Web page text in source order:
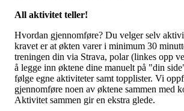
All aktivitet teller!
Hvordan gjennomføre? Du velger selv
kravet er at økten varer i minimum 30
treningen din via Strava, polar (linkes opp
å legge inn øktene dine manuelt på "din
følge egne aktiviteter samt topplister. Vi
gjennomføre noen av øktene sammen med
Aktivitet sammen gir en ekstra glede.